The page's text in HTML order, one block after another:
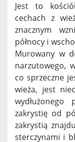
Jest to
cechach z
znacznym
północy i
Murowany w
narzutowego,
co sprzeczne
wieża, jest
wydłużonego
zakrystię od
zakrystią
sterczynami i